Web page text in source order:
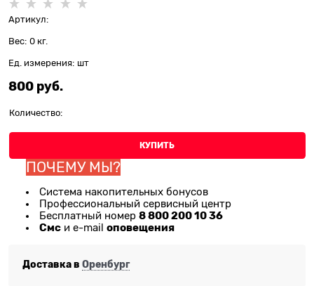
Артикул:
Вес: 0 кг.
Ед. измерения: шт
800 руб.
Количество:
КУПИТЬ
ПОЧЕМУ МЫ?
Система накопительных бонусов
Профессиональный сервисный центр
Бесплатный номер 8 800 200 10 36
Смс и e-mail оповещения
Доставка в Оренбург